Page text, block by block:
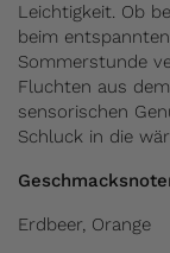
Leichtigkeit. Ob
beim
Sommerstunde
Fluchten aus
sensorischen
Schluck in die
Erdbeer, Orange